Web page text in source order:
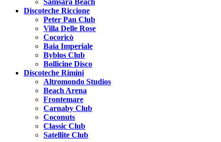
Discoteche Riccione
Peter Pan Club
Villa Delle Rose
Cocoricò
Baia Imperiale
Byblos Club
Bollicine Disco
Discoteche Rimini
Altromondo Studios
Beach Arena
Frontemare
Carnaby Club
Coconuts
Classic Club
Satellite Club